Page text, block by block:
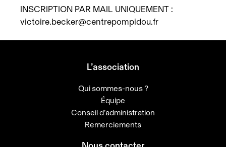
INSCRIPTION PAR MAIL UNIQUEMENT :
victoire.becker@centrepompidou.fr
L’association
Qui sommes-nous ?
Équipe
Conseil d’administration
Remerciements